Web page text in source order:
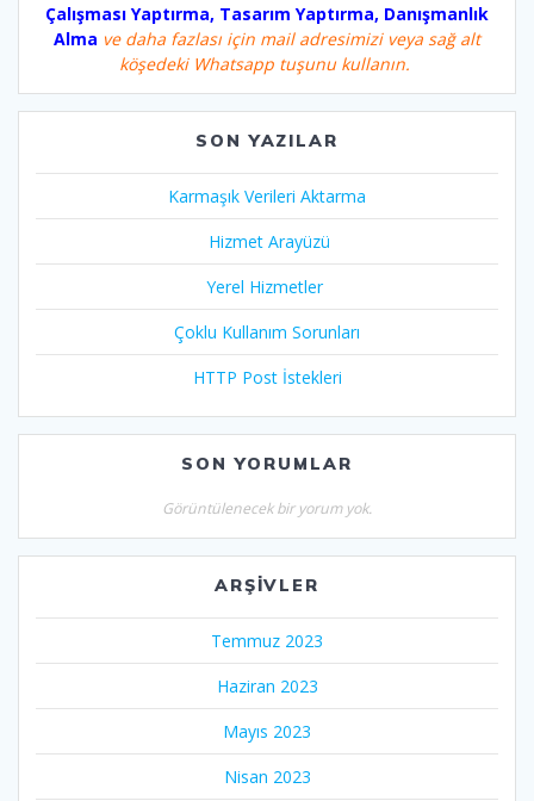
Çalışması Yaptırma, Tasarım Yaptırma, Danışmanlık
Alma ve daha fazlası için mail adresimizi veya sağ alt
köşedeki Whatsapp tuşunu kullanın.
SON YAZILAR
Karmaşık Verileri Aktarma
Hizmet Arayüzü
Yerel Hizmetler
Çoklu Kullanım Sorunları
HTTP Post İstekleri
SON YORUMLAR
Görüntülenecek bir yorum yok.
ARŞIVLER
Temmuz 2023
Haziran 2023
Mayıs 2023
Nisan 2023